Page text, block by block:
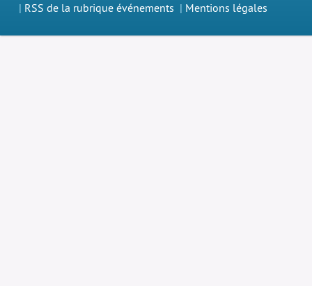
| RSS de la rubrique événements | Mentions légales